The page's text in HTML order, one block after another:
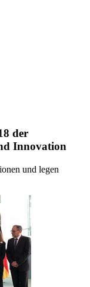
der
Innovation
und legen